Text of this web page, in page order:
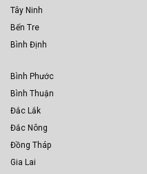
Tây Ninh
Bến Tre
Bình Định
Bình Phước
Bình Thuận
Đắc Lắk
Đắc Nông
Đồng Tháp
Gia Lai